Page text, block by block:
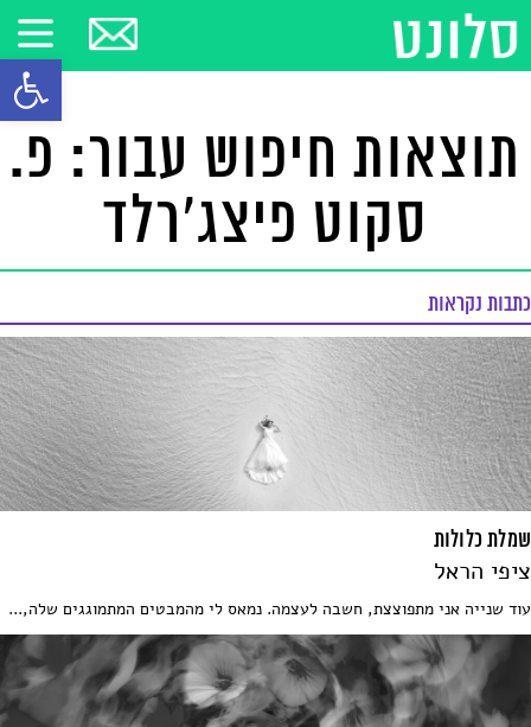
פתח
תוצאות חיפוש עבור: פ.
סקוט פיצג'רלד
כתבות נקראות
שמלת כלולות
ציפי הראל
עוד שנייה אני מתפוצצת, חשבה לעצמה. נמאס לי מהמבטים המתמוגגים שלה,...